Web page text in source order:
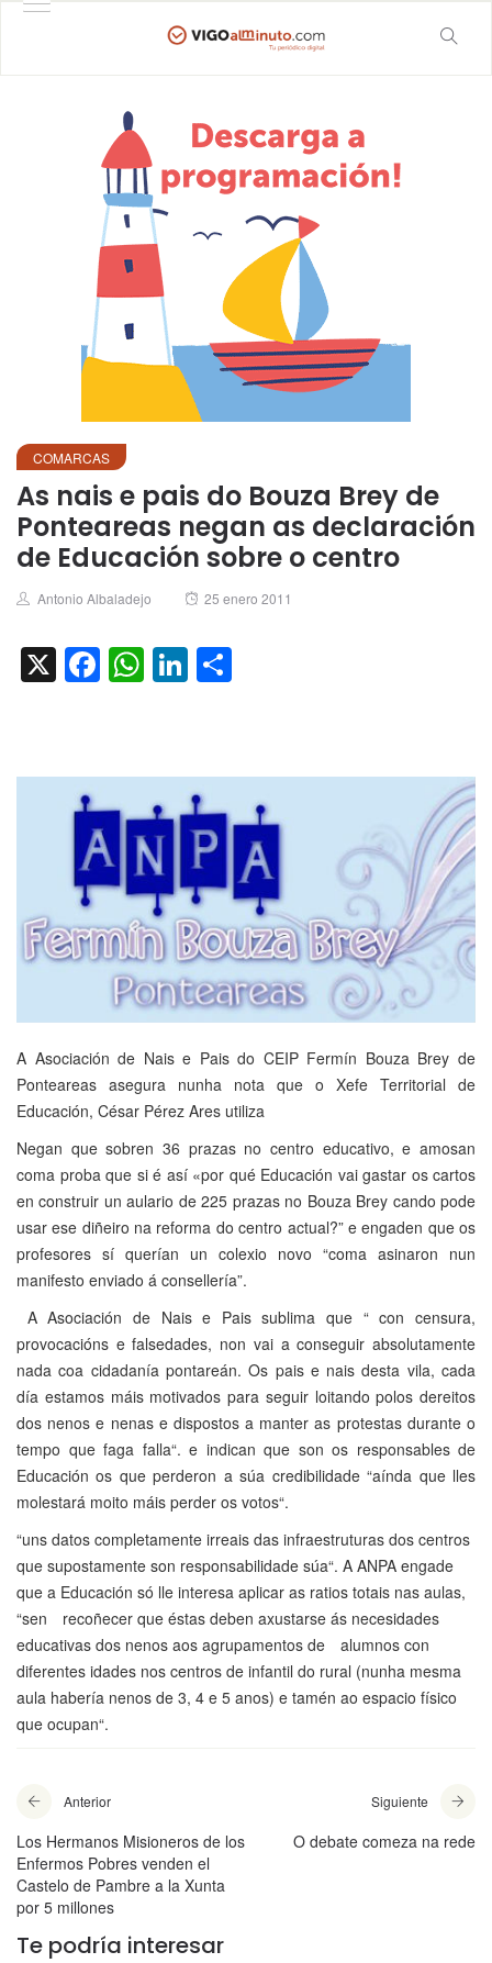
COMARCAS
As nais e pais do Bouza Brey de
Ponteareas negan as declaración
de Educación sobre o centro
Author
Antonio Albaladejo
Posted
25 enero 2011
X Facebook
WhatsApp
LinkedIn
A Asociación de Nais e Pais do CEIP Fermín Bouza Brey de
Ponteareas asegura nunha nota que o Xefe Territorial de
Educación, César Pérez Ares utiliza
Negan que sobren 36 prazas no centro educativo, e amosan
coma proba que si é así «por qué Educación vai gastar os cartos
en construir un aulario de 225 prazas no Bouza Brey cando pode
usar ese diñeiro na reforma do centro actual?” e engaden que os
profesores sí querían un colexio novo “coma asinaron nun
manifesto enviado á consellería”.
A Asociación de Nais e Pais sublima que “ con censura,
provocacións e falsedades, non vai a conseguir absolutamente
nada coa cidadanía pontareán. Os pais e nais desta vila, cada
día estamos máis motivados para seguir loitando polos dereitos
dos nenos e nenas e dispostos a manter as protestas durante o
tempo que faga falla“. e indican que son os responsables de
Educación os que perderon a súa credibilidade “aínda que lles
molestará moito máis perder os votos“.
“uns datos completamente irreais das infraestruturas dos centros
que supostamente son responsabilidade súa“. A ANPA engade
que a Educación só lle interesa aplicar as ratios totais nas aulas,
“sen recoñecer que éstas deben axustarse ás necesidades
educativas dos nenos aos agrupamentos de alumnos con
diferentes idades nos centros de infantil do rural (nunha mesma
aula habería nenos de 3, 4 e 5 anos) e tamén ao espacio físico
que ocupan“.
Anterior
Los Hermanos Misioneros de los
Enfermos Pobres venden el
Castelo de Pambre a la Xunta
por 5 millones
Siguiente
O debate comeza na rede
Te podría interesar